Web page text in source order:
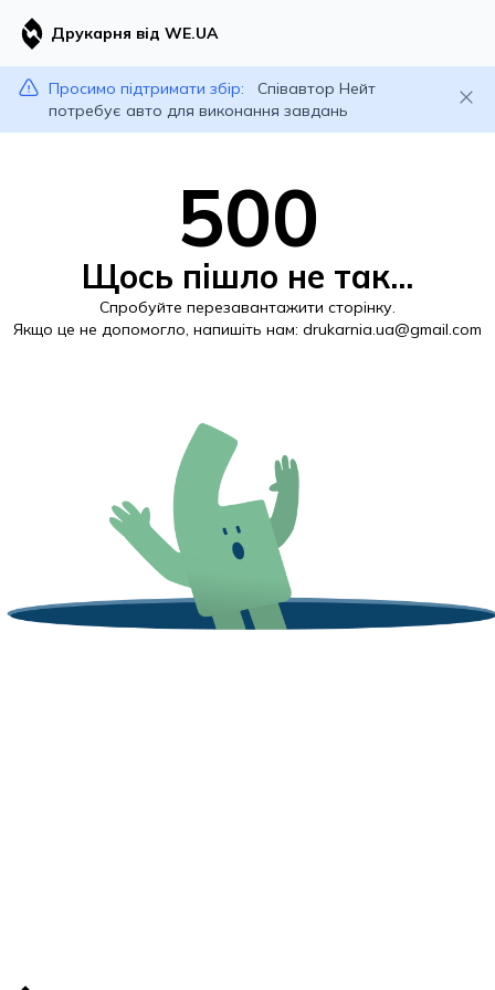
Друкарня від WE.UA
Просимо підтримати збір:
Співавтор Нейт
потребує авто для виконання завдань
500
Щось пішло не так...
Спробуйте перезавантажити сторінку.
Якщо це не допомогло, напишіть нам: drukarnia.ua@gmail.com